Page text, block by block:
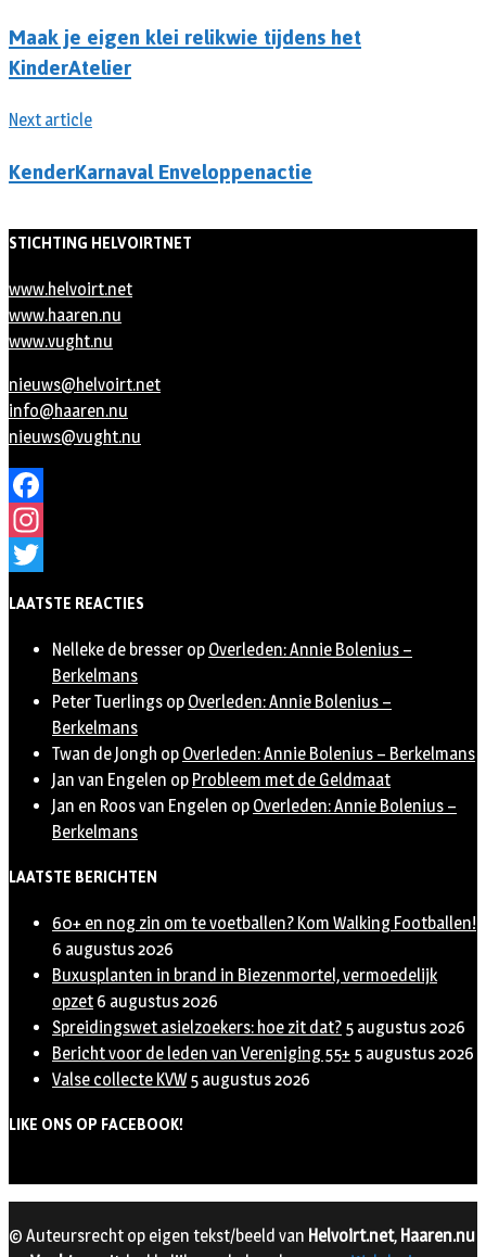
Maak je eigen klei relikwie tijdens het
KinderAtelier
Next article
KenderKarnaval Enveloppenactie
STICHTING HELVOIRTNET
www.helvoirt.net
www.haaren.nu
www.vught.nu
nieuws@helvoirt.net
info@haaren.nu
nieuws@vught.nu
Facebook
Instagram
LAATSTE REACTIES
Nelleke de bresser op Overleden: Annie Bolenius –
Berkelmans
Peter Tuerlings op Overleden: Annie Bolenius –
Berkelmans
Twan de Jongh op Overleden: Annie Bolenius – Berkelmans
Jan van Engelen op Probleem met de Geldmaat
Jan en Roos van Engelen op Overleden: Annie Bolenius –
Berkelmans
LAATSTE BERICHTEN
60+ en nog zin om te voetballen? Kom Walking Footballen!
6 augustus 2026
Buxusplanten in brand in Biezenmortel, vermoedelijk
opzet 6 augustus 2026
Spreidingswet asielzoekers: hoe zit dat? 5 augustus 2026
Bericht voor de leden van Vereniging 55+ 5 augustus 2026
Valse collecte KVW 5 augustus 2026
LIKE ONS OP FACEBOOK!
© Auteursrecht op eigen tekst/beeld van Helvoirt.net, Haaren.nu